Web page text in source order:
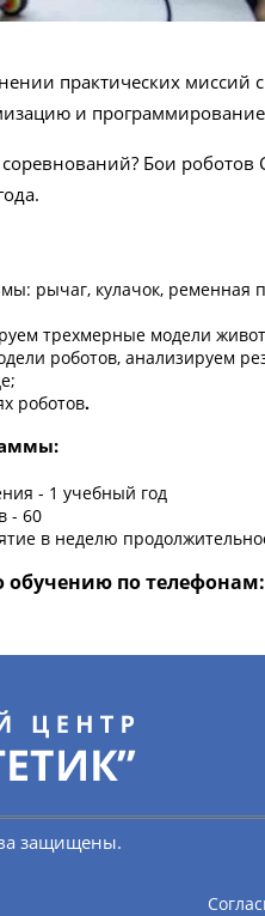
практических миссий
и
Бои
рычаг, кулачок,
трехмерные модели
роботов, анализируем
роботов.
- 1 учебный год
- 60
в неделю
по телефонам:
защищены.